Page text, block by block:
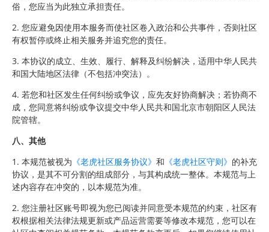
俗，您应当为此独立承担责任。
2. 您应避免因使用本服务而使社区卷入政治和公共事件，否则社区
有权暂停或终止相关服务并追究您的责任。
3. 本协议的成立、生效、履行、解释及纠纷解决，适用中华人民共
和国大陆地区法律（不包括冲突法）。
4. 若您和社区发生任何纠纷或争议，应先友好协商解决；若协商不
成，您同意将纠纷或争议提交中华人民共和国北京市朝阳区人民法
院管辖。
八、其他
1. 本规范被视为 《老虎社区服务协议》 和 《老虎社区守则》 的补充
协议，是其不可分割的组成部分，与其构成统一整体。本规范与上
述内容存在冲突的，以本规范为准。
2. 您注册社区账号即视为您已阅读并同意受本规范的约束，社区有
权根据相关法律法规更新或产品运营需要等修改本规范，您可以在